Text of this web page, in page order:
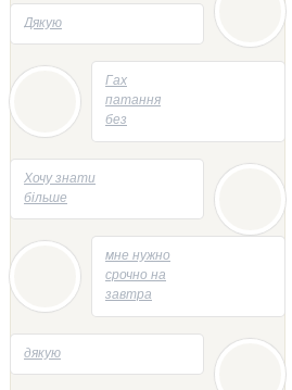
Дякую
Гах
патання
без
відповідей
Хочу знати
більше
мне нужно
срочно на
завтра
творик
напесать
Лыст
дякую